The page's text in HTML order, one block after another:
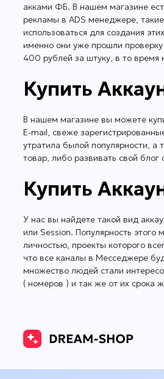
акками ФБ. В нашем магазине
рекламы в ADS менеджере,
использоваться для создания
именно они уже прошли
400 рублей за штуку, в то
Купить
В нашем магазине вы можете
E-mail, свеже
утратила былой популярности, а
товар, либо развивать свой
Купить
У нас вы найдете такой вид
или Session. Популярность
личностью, проекты которого
что все каналы в Месседжере
множество людей стали
( номеров ) и так же от их срока